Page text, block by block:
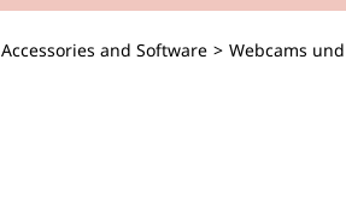
Accessories and Software > Webcams